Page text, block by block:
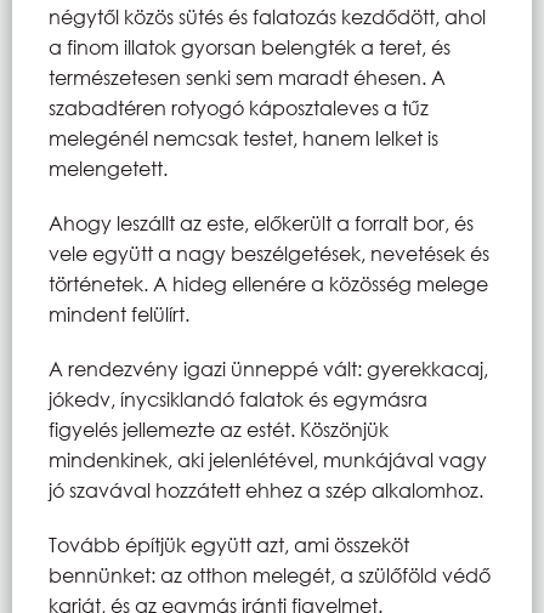
négytől közös sütés és falatozás kezdődött, ahol
a finom illatok gyorsan belengték a teret, és
természetesen senki sem maradt éhesen. A
szabadtéren rotyogó káposztaleves a tűz
melegénél nemcsak testet, hanem lelket is
melengetett.
Ahogy leszállt az este, előkerült a forralt bor, és
vele együtt a nagy beszélgetések, nevetések és
történetek. A hideg ellenére a közösség melege
mindent felülírt.
A rendezvény igazi ünneppé vált: gyerekkacaj,
jókedv, ínycsiklandó falatok és egymásra
figyelés jellemezte az estét. Köszönjük
mindenkinek, aki jelenlétével, munkájával vagy
jó szavával hozzátett ehhez a szép alkalomhoz.
Tovább építjük együtt azt, ami összeköt
bennünket: az otthon melegét, a szülőföld védő
karját, és az egymás iránti figyelmet.